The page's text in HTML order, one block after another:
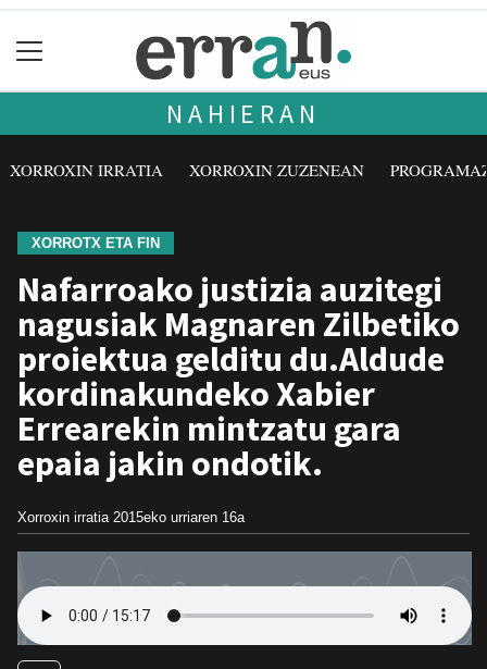
NAHIERAN
XORROXIN IRRATIA XORROXIN ZUZENEAN
XORROTX ETA FIN
Nafarroako justizia auzitegi
nagusiak Magnaren Zilbetiko
proiektua gelditu du.Aldude
kordinakundeko Xabier
Errearekin mintzatu gara
epaia jakin ondotik.
Xorroxin irratia 2015eko urriaren 16a